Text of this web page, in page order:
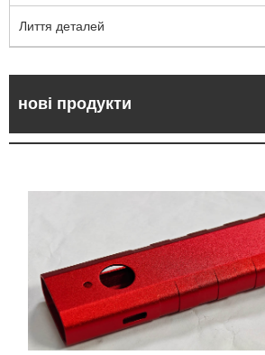
Лиття деталей
нові продукти